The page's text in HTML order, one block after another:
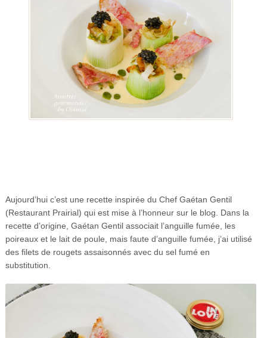
Aujourd’hui c’est une recette inspirée du Chef Gaétan Gentil
(Restaurant Prairial) qui est mise à l’honneur sur le blog. Dans la
recette d’origine, Gaétan Gentil associait l’anguille fumée, les
poireaux et le lait de poule, mais faute d’anguille fumée, j’ai utilisé
des filets de rougets assaisonnés avec du sel fumé en
substitution.